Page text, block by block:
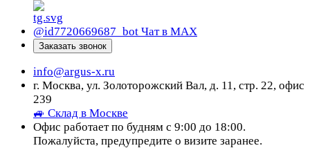
@id7720669687_bot Чат в МАХ
Заказать звонок
info@argus-x.ru
г. Москва, ул. Золоторожский Вал, д. 11, стр. 22, офис
239
🚙 Склад в Москве
Офис работает по будням с 9:00 до 18:00.
Пожалуйста, предупредите о визите заранее.